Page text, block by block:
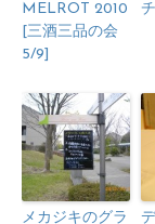
MELROT 2010
[三酒三品の会
5/9]
チ
メカジキのグラ